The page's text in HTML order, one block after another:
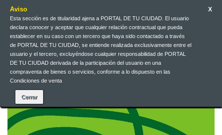
Aviso
Esta sección es de titularidad ajena a PORTAL DE TU CIUDAD. El usuario
declara conocer y aceptar que cualquier relación contractual que pueda
establecer en su caso con un tercero que haya sido contactado a través
de PORTAL DE TU CIUDAD, se entiende realizada exclusivamente entre el
usuario y el tercero, excluyéndose cualquier responsabilidad de PORTAL
DE TU CIUDAD derivada de la participación del usuario en una
compraventa de bienes o servicios, conforme a lo dispuesto en las
Condiciones de venta
X
Iniciar sesión
EUR
Español
Contacte con nosotros